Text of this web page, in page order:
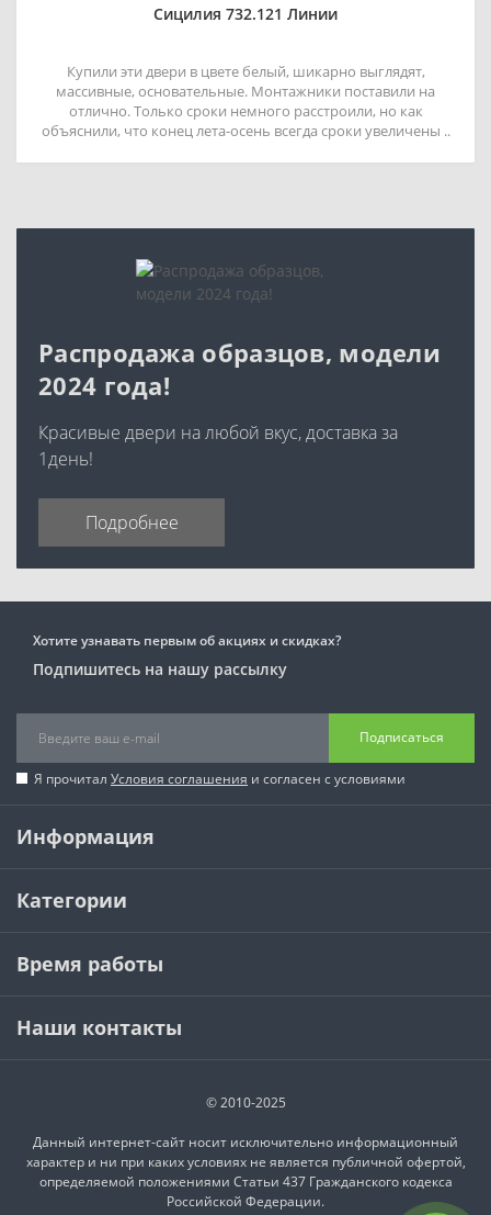
Сицилия 732.121 Линии
Купили эти двери в цвете белый, шикарно выглядят,
массивные, основательные. Монтажники поставили на
отлично. Только сроки немного расстроили, но как
объяснили, что конец лета-осень всегда сроки увеличены ..
Распродажа образцов, модели
2024 года!
Красивые двери на любой вкус, доставка за
1день!
Подробнее
Хотите узнавать первым об акциях и скидках?
Подпишитесь на нашу рассылку
Подписаться
Я прочитал Условия соглашения и согласен с условиями
Информация
Категории
Время работы
Наши контакты
© 2010-2025
Данный интернет-сайт носит исключительно информационный
характер и ни при каких условиях не является публичной офертой,
определяемой положениями Статьи 437 Гражданского кодекса
Российской Федерации.